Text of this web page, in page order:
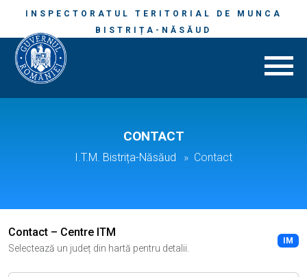
INSPECTORATUL TERITORIAL DE MUNCA
BISTRIȚA-NĂSĂUD
CONTACT
I.T.M. Bistrița-Năsăud Contact
Contact – Centre ITM
Selectează un județ din hartă pentru detalii.
IM